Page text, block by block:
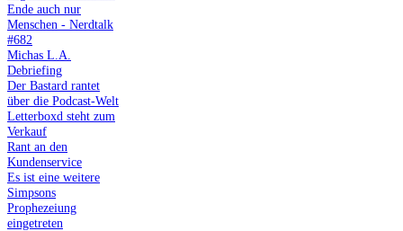
Ende auch nur
Menschen - Nerdtalk
#682
Michas L.A.
Debriefing
Der Bastard rantet
über die Podcast-Welt
Letterboxd steht zum
Verkauf
Rant an den
Kundenservice
Es ist eine weitere
Simpsons
Prophezeiung
eingetreten